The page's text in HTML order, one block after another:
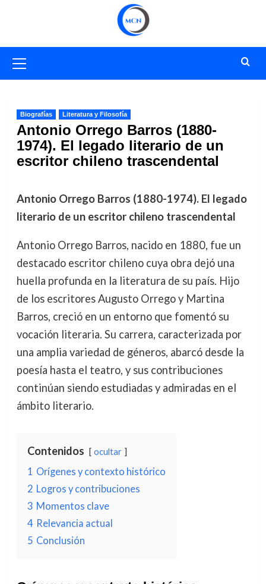
primario
Biografías Literatura y Filosofía
Antonio Orrego Barros (1880-
1974). El legado literario de un
escritor chileno trascendental
Antonio Orrego Barros (1880-1974). El legado
literario de un escritor chileno trascendental
Antonio Orrego Barros, nacido en 1880, fue un
destacado escritor chileno cuya obra dejó una
huella profunda en la literatura de su país. Hijo
de los escritores Augusto Orrego y Martina
Barros, creció en un entorno que fomentó su
vocación literaria. Su carrera, caracterizada por
una amplia variedad de géneros, abarcó desde la
poesía hasta el teatro, y sus contribuciones
continúan siendo estudiadas y admiradas en el
ámbito literario.
Contenidos ocultar
1 Orígenes y contexto histórico
2 Logros y contribuciones
3 Momentos clave
4 Relevancia actual
5 Conclusión